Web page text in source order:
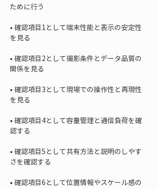
• 確認項目1として端末性能と表示の安定性
• 確認項目2として撮影条件とデータ品質の
• 確認項目3として現場での操作性と再現性
• 確認項目4として容量管理と通信負荷を確
• 確認項目5として共有方法と説明のしやす
• 確認項目6として位置情報やスケール感の